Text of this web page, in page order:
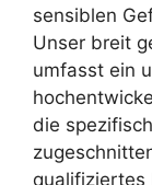
sensiblen
Unser breit
umfasst ein
die
qualifiziertes